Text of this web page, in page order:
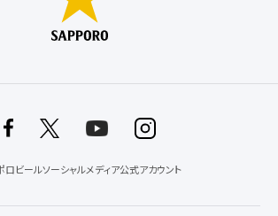
ロビールソーシャルメディア公式アカウント